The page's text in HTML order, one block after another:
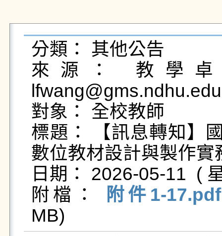
分類： 其他公告
來源： 教學
對象： 全校教師
標題： 【訊息轉知】
數位教材設計與製作實
日期： 2026-05-11  (
附檔：
附件1-17.pdf
MB)